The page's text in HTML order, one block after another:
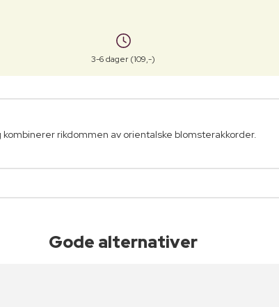
3-6 dager (109,-)
rikdommen av orientalske blomsterakkorder.
Gode alternativer